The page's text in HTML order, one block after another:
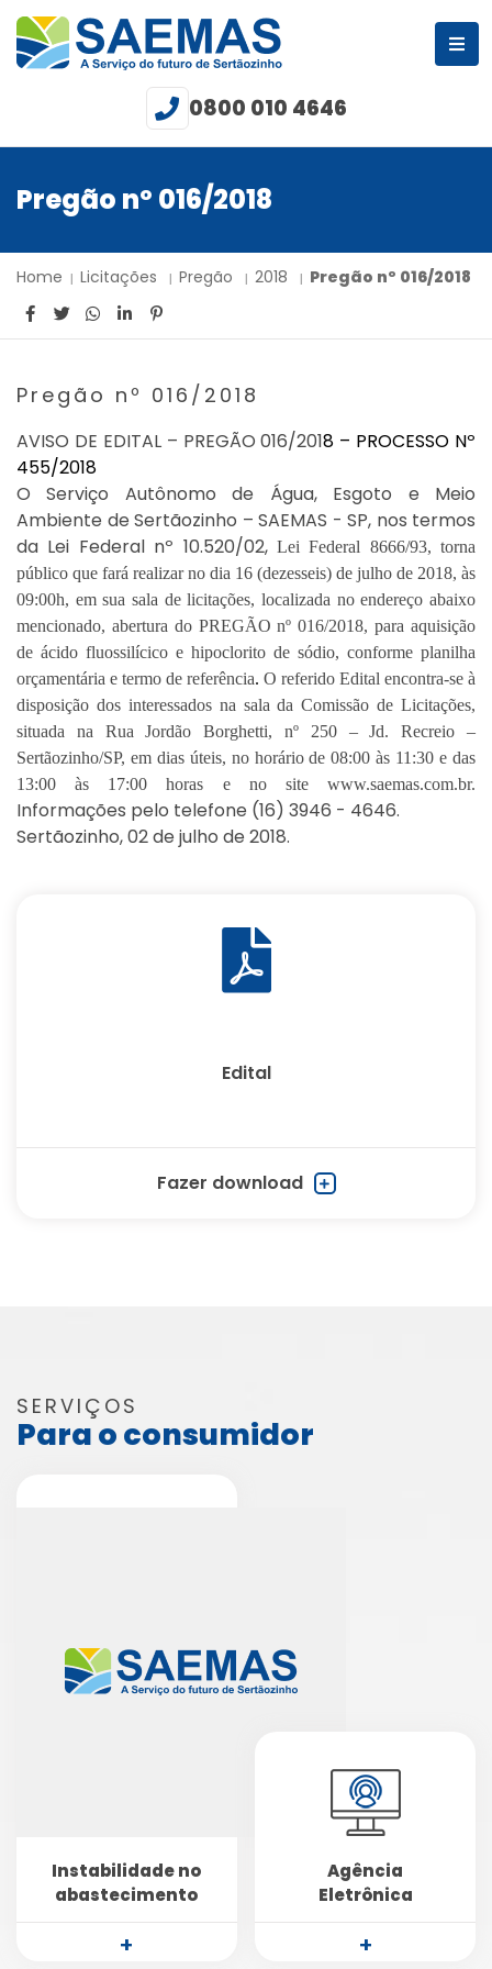
0800 010 4646
Pregão nº 016/2018
Home Licitações Pregão 2018 Pregão nº 016/2018
Pregão nº 016/2018
AVISO DE EDITAL – PREGÃO 016/2018 – PROCESSO Nº
455/2018
O Serviço Autônomo de Água, Esgoto e Meio
Ambiente de Sertãozinho – SAEMAS - SP, nos termos
da Lei Federal nº 10.520/02, Lei Federal 8666/93, torna
público que fará realizar no dia 16 (dezesseis) de julho de 2018, às
09:00h, em sua sala de licitações, localizada no endereço abaixo
mencionado, abertura do PREGÃO nº 016/2018,para aquisição
de ácido fluossilícico e hipoclorito de sódio, conforme planilha
orçamentária e termo de referência. O referido Edital encontra-se à
disposição dos interessados na sala da Comissão de Licitações,
situada na RuaJordão Borghetti, nº 250–Jd. Recreio –
Sertãozinho/SP, em dias úteis, no horário de 08:00 às 11 :30 e das
13:00 às 17:00 horas e no site www.saemas.com.br.
Informações pelo telefone (16) 3946 - 4646.
Sertãozinho, 02 de julho de 2018.
Edital
Fazer download
SERVIÇOS
Para o consumidor
Instabilidade no
abastecimento
+
Agência
Eletrônica
+